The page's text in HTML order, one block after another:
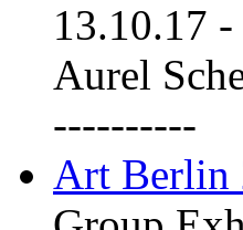
13.10.17 -
Aurel
----------
Art Berlin